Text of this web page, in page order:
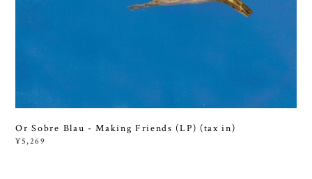
Or Sobre Blau - Making Friends (LP) (tax in)
¥5,269